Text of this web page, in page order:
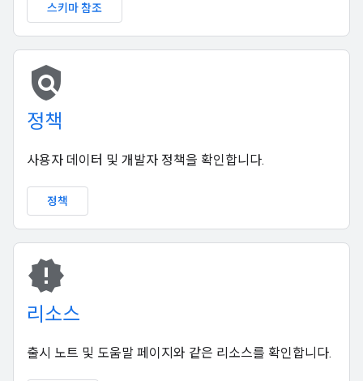
스키마 참조
policy
정책
사용자 데이터 및 개발자 정책을 확인합니다.
정책
new_releases
리소스
출시 노트 및 도움말 페이지와 같은 리소스를 확인합니다.